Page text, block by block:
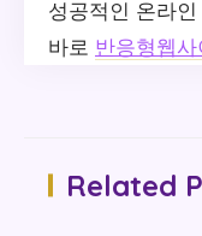
성공적인 온라
바로 반응형웹
Related